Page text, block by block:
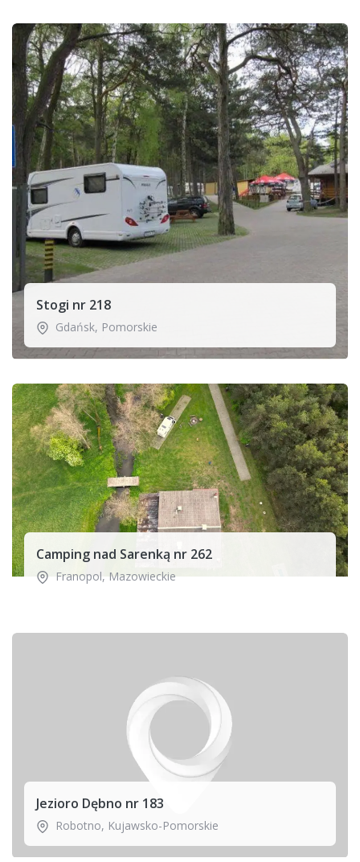
Stogi nr 218
Gdańsk, Pomorskie
Camping nad Sarenką nr 262
Franopol,Mazowieckie
Jezioro Dębno nr 183
Robotno, Kujawsko-Pomorskie